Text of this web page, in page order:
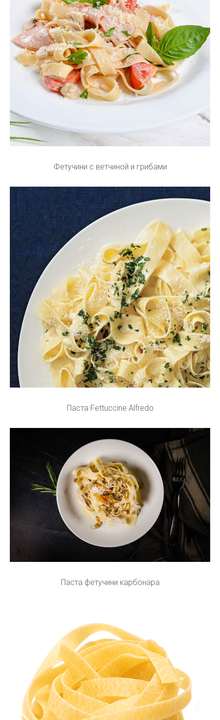
Фетучини с ветчиной и грибами
Паста Fettuccine Alfredo
Паста фетучини карбонара